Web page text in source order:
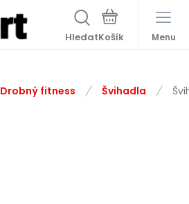
Hledat Menu
Drobný fitness Švihadla